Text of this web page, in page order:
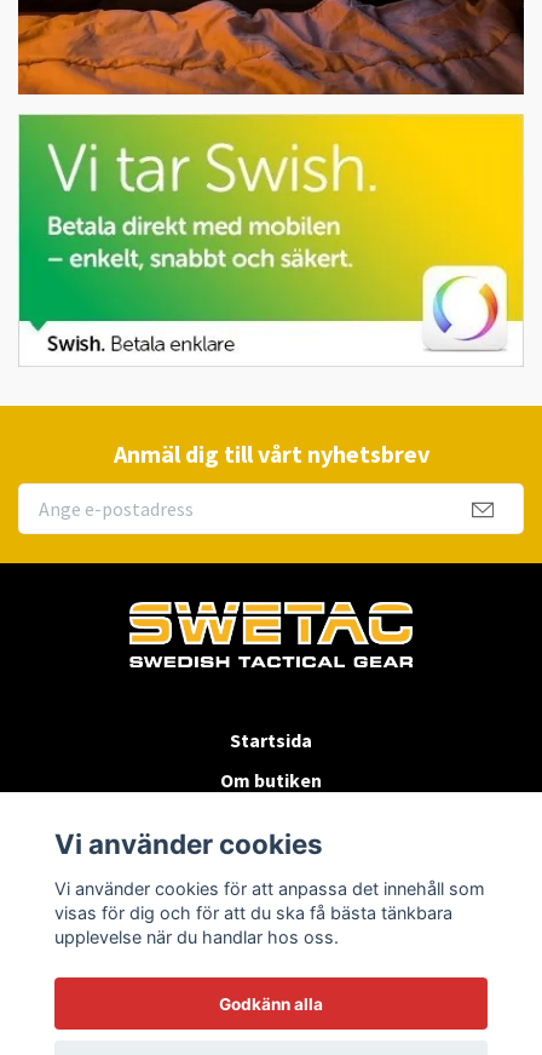
Anmäl dig till vårt nyhetsbrev
Startsida
Om butiken
Byten & Returer
Kontakta oss
Vi använder cookies
Vi använder cookies för att anpassa det innehåll som
visas för dig och för att du ska få bästa tänkbara
upplevelse när du handlar hos oss.
Godkänn alla